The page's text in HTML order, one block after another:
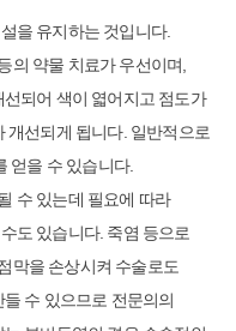
을 유지하는 것입니다.
의 약물 치료가 우선이며,
되어 색이 엷어지고 점도가
개선되게 됩니다. 일반적으로
얻을 수 있습니다.
수 있는데 필요에 따라
도 있습니다. 죽염 등으로
막을 손상시켜 수술로도
수 있으므로 전문의의